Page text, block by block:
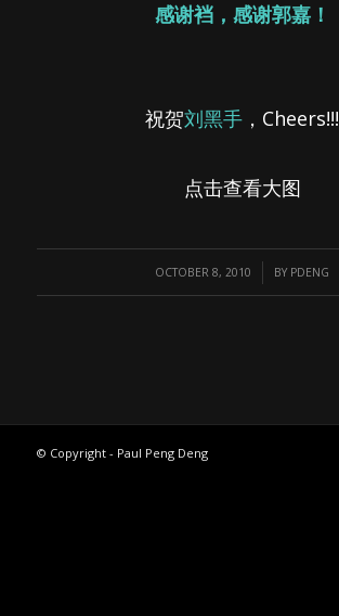
感谢裆，感谢郭嘉！
祝贺刘黑手 ，Cheers!!!
点击查看大图
OCTOBER 8, 2010
/ BY PDENG
© Copyright - Paul Peng Deng